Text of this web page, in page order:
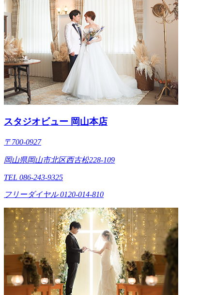
スタジオビュー 岡山本店
〒700-0927
岡山県岡山市北区西古松228-109
TEL 086-243-9325
フリーダイヤル 0120-014-810